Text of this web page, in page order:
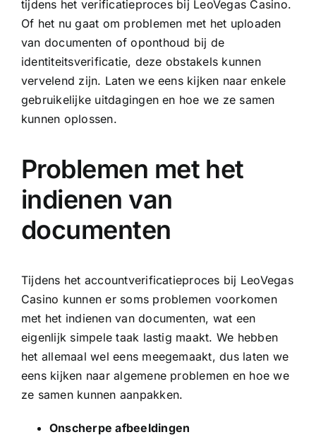
tijdens het verificatieproces bij LeoVegas Casino.
Of het nu gaat om problemen met het uploaden
van documenten of oponthoud bij de
identiteitsverificatie, deze obstakels kunnen
vervelend zijn. Laten we eens kijken naar enkele
gebruikelijke uitdagingen en hoe we ze samen
kunnen oplossen.
Problemen met het
indienen van
documenten
Tijdens het accountverificatieproces bij LeoVegas
Casino kunnen er soms problemen voorkomen
met het indienen van documenten, wat een
eigenlijk simpele taak lastig maakt. We hebben
het allemaal wel eens meegemaakt, dus laten we
eens kijken naar algemene problemen en hoe we
ze samen kunnen aanpakken.
Onscherpe afbeeldingen